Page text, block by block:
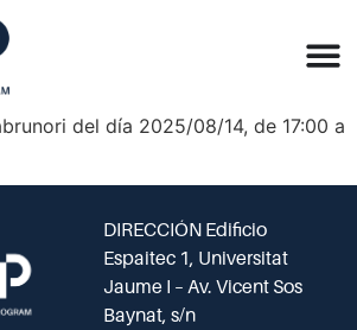
del día 2025/08/14, de 17:00 a
DIRECCIÓN Edificio
Espaitec 1, Universitat
Jaume I – Av. Vicent Sos
Baynat, s/n